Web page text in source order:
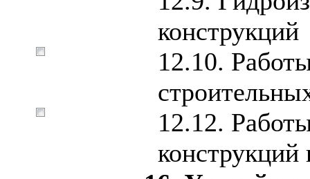
конструкций
12.10.
12.12.
конструкций